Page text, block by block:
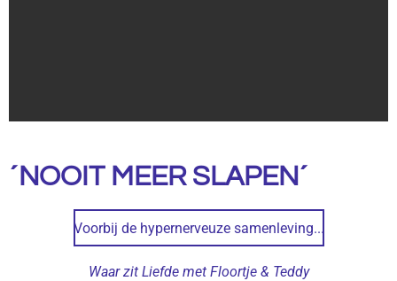
´NOOIT MEER SLAPEN´
Voorbij de hypernerveuze samenleving...
Waar zit Liefde met Floortje & Teddy